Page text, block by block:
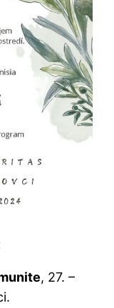
, 27. –